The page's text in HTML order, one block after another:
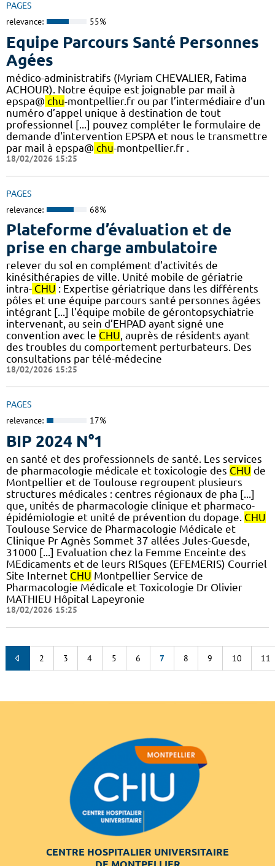
PAGES
relevance: 55%
Equipe Parcours Santé Personnes
Agées
médico-administratifs (Myriam CHEVALIER, Fatima
ACHOUR). Notre équipe est joignable par mail à
epspa@ chu-montpellier.fr ou par l’intermédiaire d’un
numéro d’appel unique à destination de tout
professionnel [...] pouvez compléter le formulaire de
demande d'intervention EPSPA et nous le transmettre
par mail à epspa@ chu-montpellier.fr .
18/02/2026 15:25
PAGES
relevance: 68%
Plateforme d’évaluation et de
prise en charge ambulatoire
relever du sol en complément d'activités de
kinésithérapies de ville. Unité mobile de gériatrie
intra- CHU : Expertise gériatrique dans les différents
pôles et une équipe parcours santé personnes âgées
intégrant [...] l'équipe mobile de gérontopsychiatrie
intervenant, au sein d’EHPAD ayant signé une
convention avec le CHU, auprès de résidents ayant
des troubles du comportement perturbateurs. Des
consultations par télé-médecine
18/02/2026 15:25
PAGES
relevance: 17%
BIP 2024 N°1
en santé et des professionnels de santé. Les services
de pharmacologie médicale et toxicologie des CHU de
Montpellier et de Toulouse regroupent plusieurs
structures médicales : centres régionaux de pha [...]
que, unités de pharmacologie clinique et pharmaco-
épidémiologie et unité de prévention du dopage. CHU
Toulouse Service de Pharmacologie Médicale et
Clinique Pr Agnès Sommet 37 allées Jules-Guesde,
31000 [...] Evaluation chez la Femme Enceinte des
MEdicaments et de leurs RISques (EFEMERIS) Courriel
Site Internet CHU Montpellier Service de
Pharmacologie Médicale et Toxicologie Dr Olivier
MATHIEU Hôpital Lapeyronie
18/02/2026 15:25
2 3 4 5 6 7 8 9 10 11
CENTRE HOSPITALIER UNIVERSITAIRE